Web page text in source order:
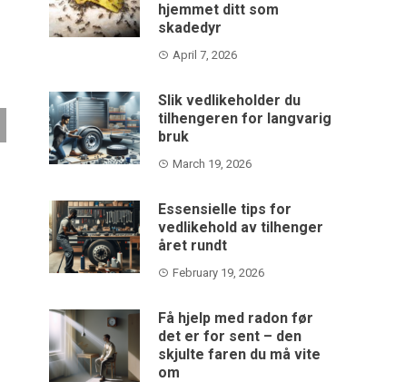
hjemmet ditt som
skadedyr
April 7, 2026
Slik vedlikeholder du
tilhengeren for langvarig
bruk
March 19, 2026
Essensielle tips for
vedlikehold av tilhenger
året rundt
February 19, 2026
Få hjelp med radon før
det er for sent – den
skjulte faren du må vite
om